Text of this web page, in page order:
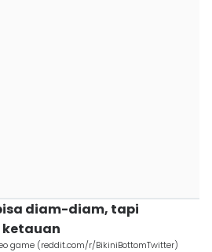
diam-diam, tapi
game (reddit.com/r/BikiniBottomTwitter)